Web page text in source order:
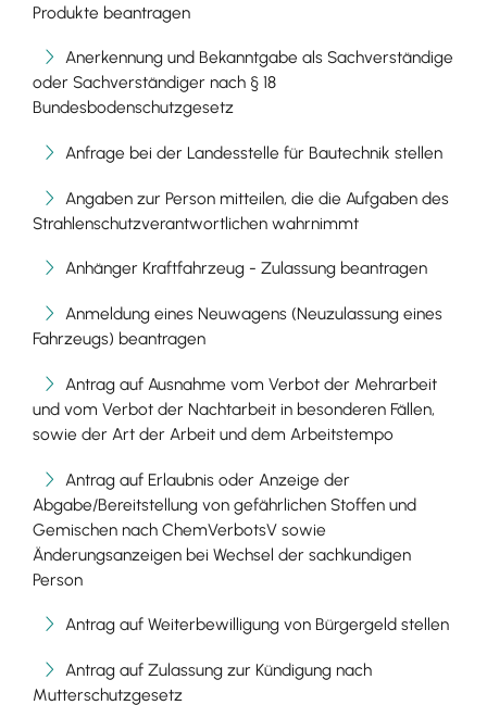
Produkte beantragen
Anerkennung und Bekanntgabe als Sachverständige
oder Sachverständiger nach § 18
Bundesbodenschutzgesetz
Anfrage bei der Landesstelle für Bautechnik stellen
Angaben zur Person mitteilen, die die Aufgaben des
Strahlenschutzverantwortlichen wahrnimmt
Anhänger Kraftfahrzeug - Zulassung beantragen
Anmeldung eines Neuwagens (Neuzulassung eines
Fahrzeugs) beantragen
Antrag auf Ausnahme vom Verbot der Mehrarbeit
und vom Verbot der Nachtarbeit in besonderen Fällen,
sowie der Art der Arbeit und dem Arbeitstempo
Antrag auf Erlaubnis oder Anzeige der
Abgabe/Bereitstellung von gefährlichen Stoffen und
Gemischen nach ChemVerbotsV sowie
Änderungsanzeigen bei Wechsel der sachkundigen
Person
Antrag auf Weiterbewilligung von Bürgergeld stellen
Antrag auf Zulassung zur Kündigung nach
Mutterschutzgesetz